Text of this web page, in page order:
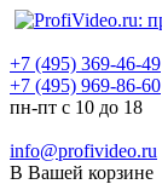
+7 (495) 369-46-49
+7 (495) 969-86-60
пн-пт с 10 до 18
info@profivideo.ru
В Вашей корзине